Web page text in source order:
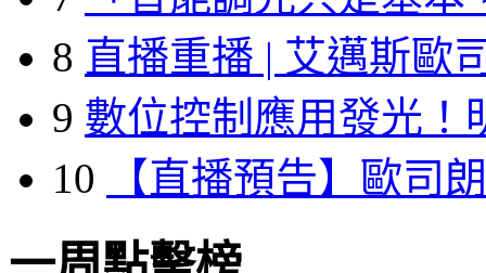
8 直播重播 | 艾邁斯歐
9 數位控制應用發光！
10
【直播預告】歐司